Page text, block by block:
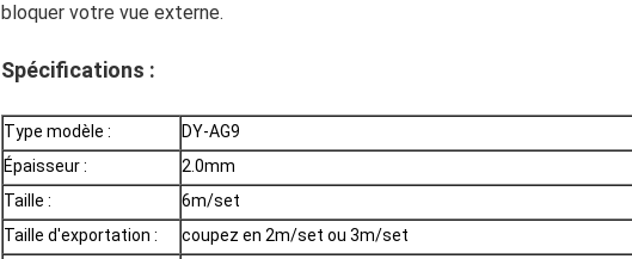
bloquer votre vue externe.
Spécifications :
Type modèle :
DY-AG9
Épaisseur :
2.0mm
Taille :
6m/set
Taille d'exportation :
coupez en 2m/set ou 3m/set